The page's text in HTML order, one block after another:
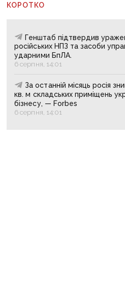
КОРОТКО
Генштаб підтвердив
російських НПЗ та засоби
ударними БпЛА.
6 серпня, 14:01
За останній місяць росія
кв. м складських приміщень
бізнесу, — Forbes
6 серпня, 14:01